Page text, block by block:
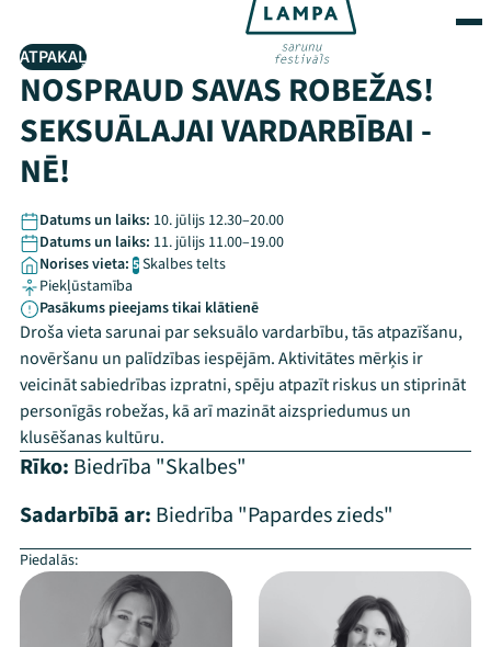
ATPAKAĻ
NOSPRAUD SAVAS ROBEŽAS!
SEKSUĀLAJAI VARDARBĪBAI -
NĒ!
Datums un laiks: 10. jūlijs 12.30–20.00
Datums un laiks: 11. jūlijs 11.00–19.00
Norises vieta: 5Skalbes telts
Piekļūstamība
Pasākums pieejams tikai klātienē
Droša vieta sarunai par seksuālo vardarbību, tās atpazīšanu,
novēršanu un palīdzības iespējām. Aktivitātes mērķis ir
veicināt sabiedrības izpratni, spēju atpazīt riskus un stiprināt
personīgās robežas, kā arī mazināt aizspriedumus un
klusēšanas kultūru.
Rīko: Biedrība "Skalbes"
Sadarbībā ar: Biedrība "Papardes zieds"
Piedalās: